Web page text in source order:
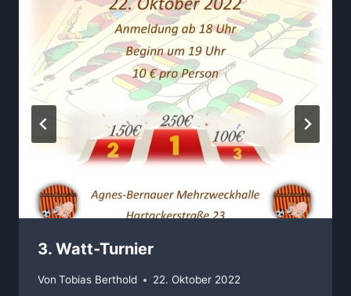
3. Watt-Turnier
Von Tobias Berthold 22. Oktober 2022